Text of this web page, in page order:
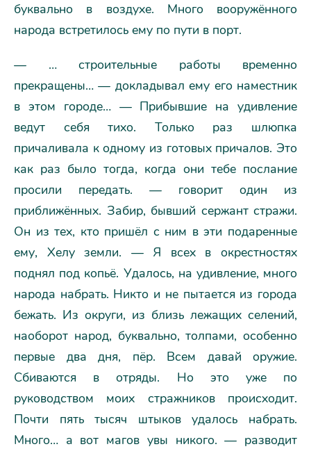
буквально в воздухе. Много вооружённого
народа встретилось ему по пути в порт.
— … строительные работы временно
прекращены… — докладывал ему его наместник
в этом городе… — Прибывшие на удивление
ведут себя тихо. Только раз шлюпка
причаливала к одному из готовых причалов. Это
как раз было тогда, когда они тебе послание
просили передать. — говорит один из
приближённых. Забир, бывший сержант стражи.
Он из тех, кто пришёл с ним в эти подаренные
ему, Хелу земли. — Я всех в окрестностях
поднял под копьё. Удалось, на удивление, много
народа набрать. Никто и не пытается из города
бежать. Из округи, из близь лежащих селений,
наоборот народ, буквально, толпами, особенно
первые два дня, пёр. Всем давай оружие.
Сбиваются в отряды. Но это уже по
руководством моих стражников происходит.
Почти пять тысяч штыков удалось набрать.
Много… а вот магов увы никого. — разводит